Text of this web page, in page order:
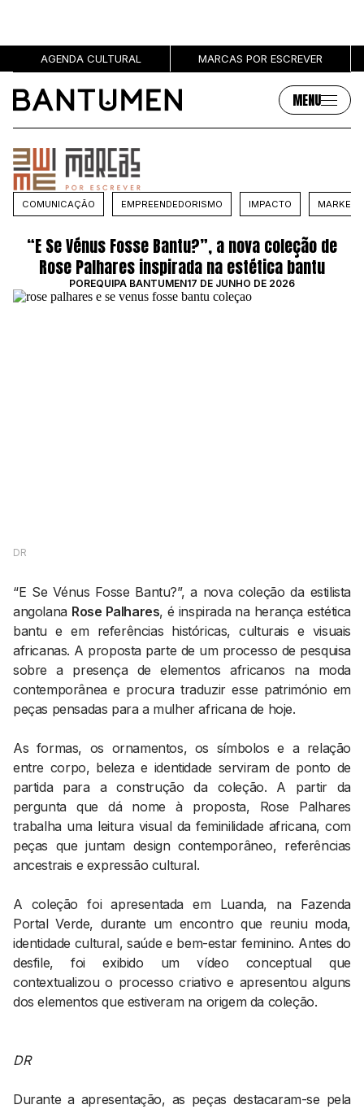
AGENDA CULTURAL MARCAS POR ESCREVER
MENU
Artigos
MÚSICA
SOCIEDADE
GRL PWR
ENTREVISTAS
OPINIÃO
PUBLICIDADE
MARCAS
EMAIL
WHATSAPP
+351 912 127 577
Pesquisar
COMUNICAÇÃO EMPREENDEDORISMO IMPACTO
“E Se Vénus Fosse Bantu?”, a nova coleção de
Rose Palhares inspirada na estética bantu
POREQUIPA BANTUMEN17 DE JUNHO DE 2026
DR
“E Se Vénus Fosse Bantu?”, a nova coleção da estilista
angolana Rose Palhares, é inspirada na herança estética
bantu e em referências históricas, culturais e visuais
africanas. A proposta parte de um processo de pesquisa
sobre a presença de elementos africanos na moda
contemporânea e procura traduzir esse património em
peças pensadas para a mulher africana de hoje.
As formas, os ornamentos, os símbolos e a relação
entre corpo, beleza e identidade serviram de ponto de
partida para a construção da coleção. A partir da
pergunta que dá nome à proposta, Rose Palhares
trabalha uma leitura visual da feminilidade africana, com
peças que juntam design contemporâneo, referências
ancestrais e expressão cultural.
A coleção foi apresentada em Luanda, na Fazenda
Portal Verde, durante um encontro que reuniu moda,
identidade cultural, saúde e bem-estar feminino. Antes do
desfile, foi exibido um vídeo conceptual que
contextualizou o processo criativo e apresentou alguns
dos elementos que estiveram na origem da coleção.
DR
Durante a apresentação, as peças destacaram-se pela